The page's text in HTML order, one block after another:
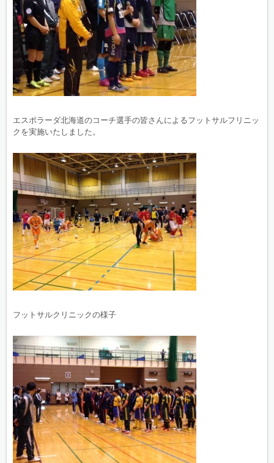
エスポラーダ北海道のコーチ選手の皆さんによるフットサルフリニッ
クを実施いたしました。
フットサルクリニックの様子